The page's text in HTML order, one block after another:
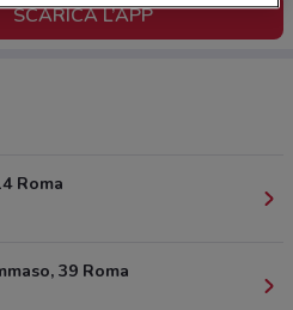
SCARICA L’APP
Roma
39 Roma